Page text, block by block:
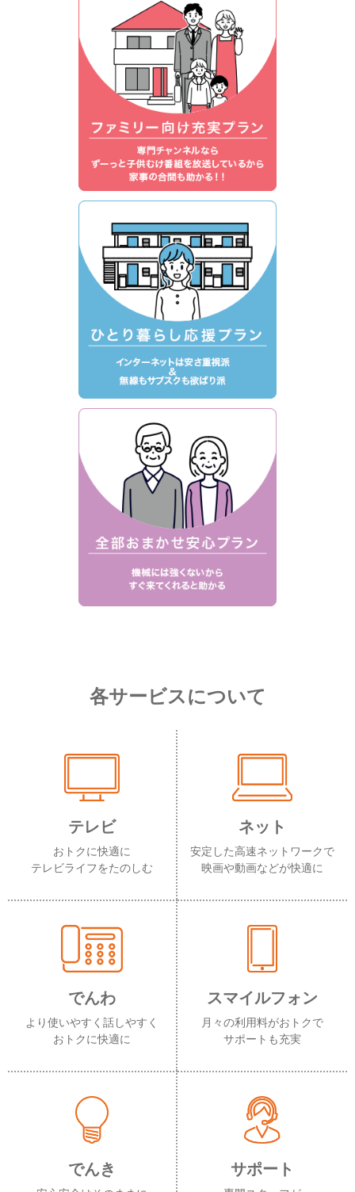
各サービスについて
テレビ
おトクに快適に
テレビライフをたのしむ
ネット
安定した高速ネットワークで
映画や動画などが快適に
でんわ
より使いやすく話しやすく
おトクに快適に
スマイルフォン
月々の利用料がおトクで
サポートも充実
でんき サポート